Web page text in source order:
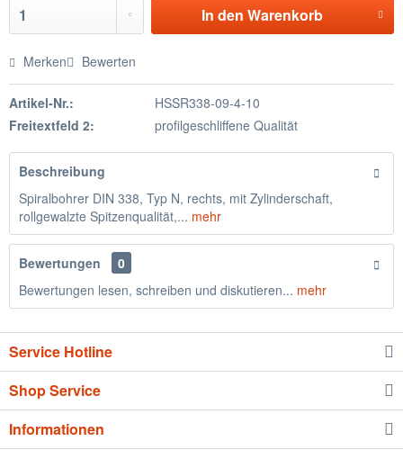
In den Warenkorb
Merken Bewerten
Artikel-Nr.:
HSSR338-09-4-10
Freitextfeld 2:
profilgeschliffene Qualität
Beschreibung
Spiralbohrer DIN 338, Typ N, rechts, mit Zylinderschaft,
rollgewalzte Spitzenqualität,... mehr
Bewertungen
0
Bewertungen lesen, schreiben und diskutieren... mehr
Service Hotline
Shop Service
Informationen